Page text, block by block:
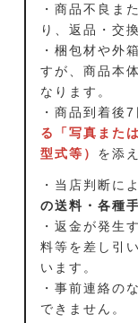
・商品不良ま
り、返品・交
・梱包材や外
すが、商品本
なります。
・商品到着後7
る「写真また
型式等） を添
・当店判断に
の送料・各種
・返金が発生
料等を差し引
います。
・事前連絡の
できません。